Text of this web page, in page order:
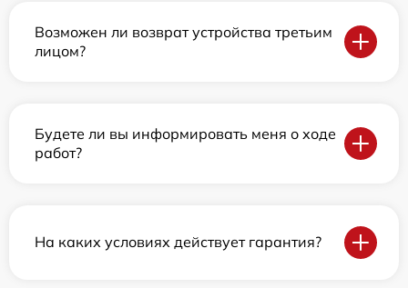
Возможен ли возврат устройства третьим
лицом?
Будете ли вы информировать меня о ходе
работ?
На каких условиях действует гарантия?